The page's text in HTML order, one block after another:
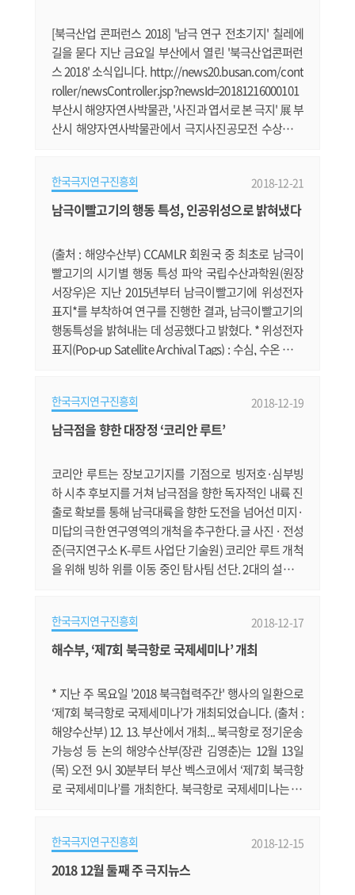
[북극산업 콘퍼런스 2018] '남극 연구 전초기지' 칠레에
길을 묻다 지난 금요일 부산에서 열린 '북극산업콘퍼런
스 2018' 소식입니다. http://news20.busan.com/cont
roller/newsController.jsp?newsId=20181216000101
부산시 해양자연사박물관, '사진과 엽서로 본 극지' 展 부
산시 해양자연사박물관에서 극지사진공모전 수상작과
전, '수어드(Seward)의 아이스박스'를 찾아서 김영춘 해
양수산부 장관이 남극 세종기지 30주년을 맞아 선포된 '2
050 극지비전'에 대해 설명합니다. https://news.v.dau
한국극지연구진흥회 2018-12-21
남극이빨고기의 행동 특성, 인공위성으로 밝혀냈다
(출처 : 해양수산부) CCAMLR 회원국 중 최초로 남극이
빨고기의 시기별 행동 특성 파악 국립수산과학원(원장
서장우)은 지난 2015년부터 남극이빨고기에 위성전자
표지*를 부착하여 연구를 진행한 결과, 남극이빨고기의
행동특성을 밝혀내는 데 성공했다고 밝혔다. * 위성전자
표지(Pop-up Satellite Archival Tags) : 수심, 수온 등을
개 회원국 중 우리나라와 미국, 뉴질랜드가 위성전자표
지를 활용한 남극이빨고기 이동경로 및 행동 특성 연구
한국극지연구진흥회 2018-12-19
남극점을 향한 대장정 ‘코리안 루트’
코리안 루트는 장보고기지를 기점으로 빙저호·심부빙
하 시추 후보지를 거쳐 남극점을 향한 독자적인 내륙 진
출로 확보를 통해 남극대륙을 향한 도전을 넘어선 미지·
미답의 극한 연구영역의 개척을 추구한다. 글 사진 · 전성
준(극지연구소 K-루트 사업단 기술원) 코리안 루트 개척
을 위해 빙하 위를 이동 중인 탐사팀 선단. 2대의 설상차
아, 영국 등), 러시아, 일본, 중국 등 소위 남극탐사 선도국
이라고 일컬어지는 나라들은 남극 대륙에 자국의 내륙기
한국극지연구진흥회 2018-12-17
해수부, ‘제7회 북극항로 국제세미나’ 개최
* 지난 주 목요일 '2018 북극협력주간' 행사의 일환으로
‘제7회 북극항로 국제세미나’가 개최되었습니다. (출처 :
해양수산부) 12. 13. 부산에서 개최... 북극항로 정기운송
가능성 등 논의 해양수산부(장관 김영춘)는 12월 13일
(목) 오전 9시 30분부터 부산 벡스코에서 ‘제7회 북극항
로 국제세미나’를 개최한다. 북극항로 국제세미나는 지
지난 2011년부터 개최된 북극항로 분야 대표 행사이다. 7
회째를 맞이한 이번 세미나는 올해 8월 덴마크 머스크사
한국극지연구진흥회 2018-12-15
2018 12월 둘째 주 극지뉴스